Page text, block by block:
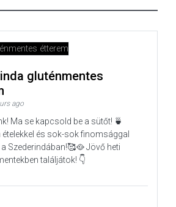
gluténmentes
ago
Ma se kapcsold be a sütőt! 🍵
és sok-sok finomsággal
Szederindában!🥰🥘 Jövő heti
találjátok! 👇